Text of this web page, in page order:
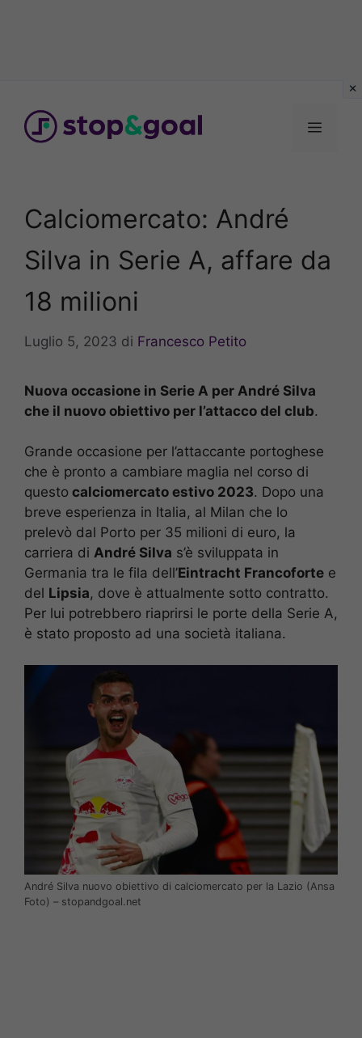
contenuto
Menu
Calciomercato: André
Silva in Serie A, affare da
18 milioni
Luglio 5, 2023 di Francesco Petito
Nuova occasione in Serie A per André Silva
che il nuovo obiettivo per l’attacco del club.
Grande occasione per l’attaccante portoghese
che è pronto a cambiare maglia nel corso di
questo calciomercato estivo 2023. Dopo una
breve esperienza in Italia, al Milan che lo
prelevò dal Porto per 35 milioni di euro, la
carriera di André Silva s’è sviluppata in
Germania tra le fila dell’Eintracht Francoforte e
del Lipsia, dove è attualmente sotto contratto.
Per lui potrebbero riaprirsi le porte della Serie A,
è stato proposto ad una società italiana.
André Silva nuovo obiettivo di calciomercato per la Lazio (Ansa
Foto) – stopandgoal.net